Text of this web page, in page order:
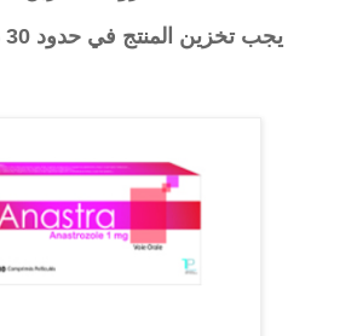
يجب تخزين المنتج في حدود 30 درجة مئوية